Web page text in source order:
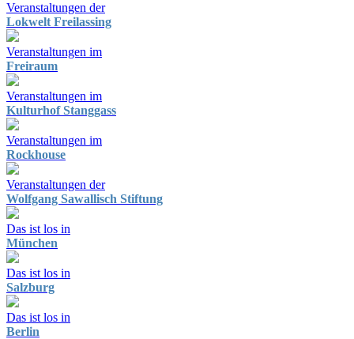
Veranstaltungen der
Lokwelt Freilassing
Veranstaltungen im
Freiraum
Veranstaltungen im
Kulturhof Stanggass
Veranstaltungen im
Rockhouse
Veranstaltungen der
Wolfgang Sawallisch Stiftung
Das ist los in
München
Das ist los in
Salzburg
Das ist los in
Berlin